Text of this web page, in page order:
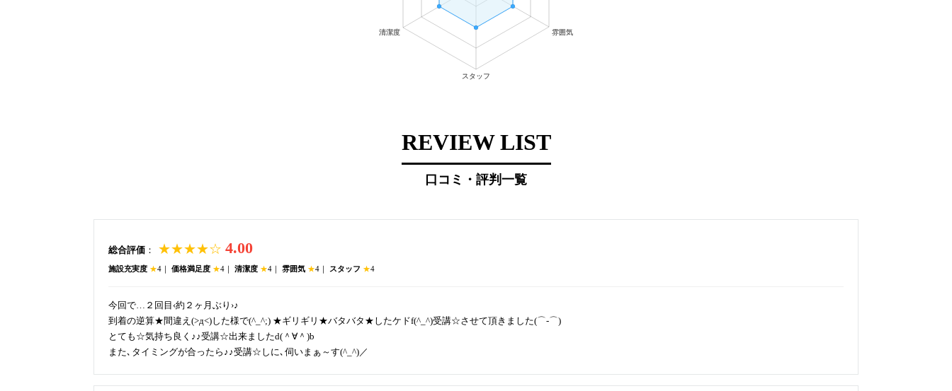
REVIEW LIST
口コミ・評判一覧
総合評価 ： ★★★★☆ 4.00
施設充実度 ★4｜ 価格満足度 ★4｜ 清潔度 ★4｜ 雰囲気 ★4｜ スタッフ ★4
今回で…２回目‹約２ヶ月ぶり›♪
到着の逆算★間違え(>д<)した様で(^_^;) ★ギリギリ★バタバタ★したケドf(^_^)受講☆させて頂きました(⌒‐⌒)
とても☆気持ち良く♪♪受講☆出来ましたd(＾∀＾)b
また､タイミングが合ったら♪♪受講☆しに､伺いまぁ～す(^_^)／